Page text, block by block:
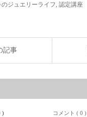
ジュエリーライフ ,認定講座
記事
) コメント ( 0 )